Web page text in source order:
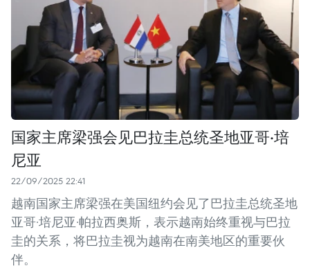
国家主席梁强会见巴拉圭总统圣地亚哥·培
尼亚
22/09/2025 22:41
越南国家主席梁强在美国纽约会见了巴拉圭总统圣地
亚哥·培尼亚·帕拉西奥斯，表示越南始终重视与巴拉
圭的关系，将巴拉圭视为越南在南美地区的重要伙
伴。